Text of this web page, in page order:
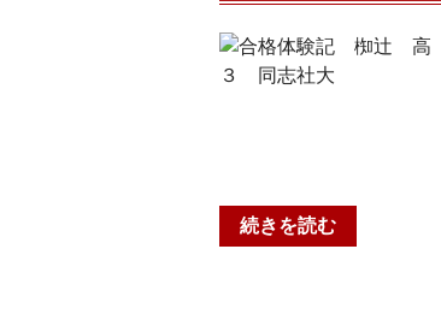
さ
ん”
の
合
6
Ｋ
“同
志
続きを読む